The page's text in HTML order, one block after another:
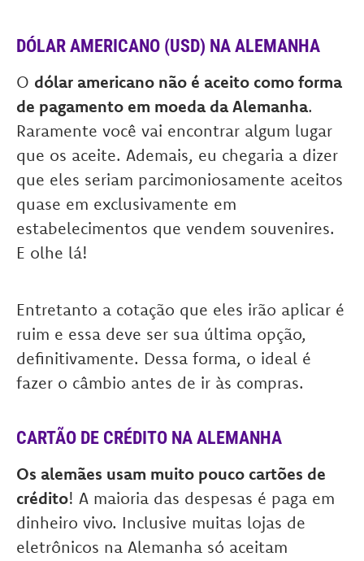
DÓLAR AMERICANO (USD) NA ALEMANHA
O dólar americano não é aceito como forma
de pagamento em moeda da Alemanha.
Raramente você vai encontrar algum lugar
que os aceite. Ademais, eu chegaria a dizer
que eles seriam parcimoniosamente aceitos
quase em exclusivamente em
estabelecimentos que vendem souvenires.
E olhe lá!
Entretanto a cotação que eles irão aplicar é
ruim e essa deve ser sua última opção,
definitivamente. Dessa forma, o ideal é
fazer o câmbio antes de ir às compras.
CARTÃO DE CRÉDITO NA ALEMANHA
Os alemães usam muito pouco cartões de
crédito! A maioria das despesas é paga em
dinheiro vivo. Inclusive muitas lojas de
eletrônicos na Alemanha só aceitam